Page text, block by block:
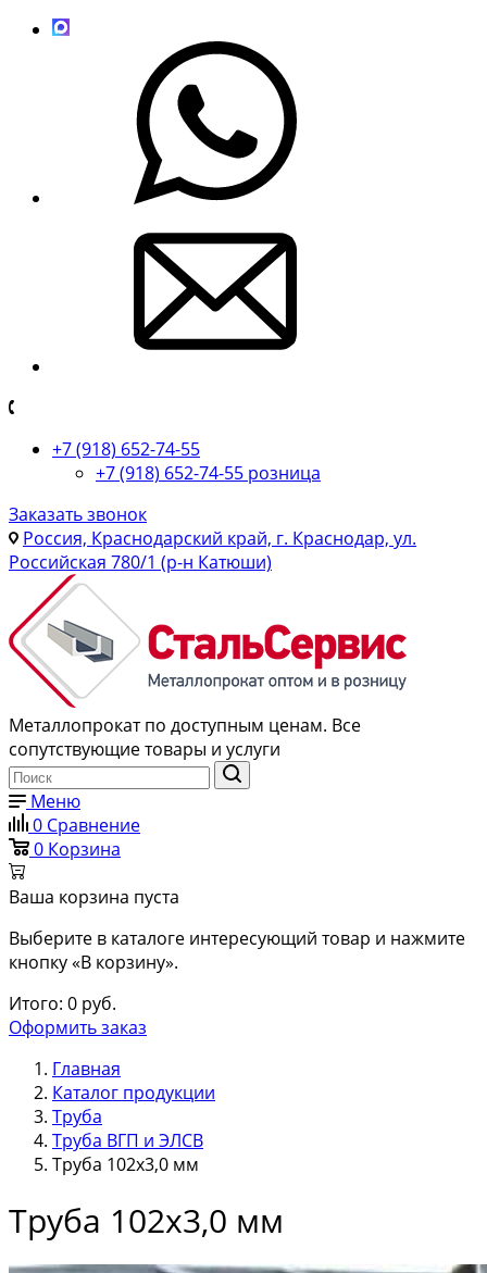
+7 (918) 652-74-55
+7 (918) 652-74-55 розница
Заказать звонок
Россия, Краснодарский край, г. Краснодар, ул.
Российская 780/1 (р-н Катюши)
Металлопрокат по доступным ценам. Все
сопутствующие товары и услуги
Меню
0 Сравнение
0 Корзина
Ваша корзина пуста
Выберите в каталоге интересующий товар и нажмите
кнопку «В корзину».
Итого: 0 руб.
Оформить заказ
Главная
Каталог продукции
Труба
Труба ВГП и ЭЛСВ
Труба 102х3,0 мм
Труба 102х3,0 мм